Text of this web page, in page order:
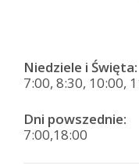
Niedziele i Święta:
7:00, 8:30, 10:00,
Dni powszednie:
7:00,18:00